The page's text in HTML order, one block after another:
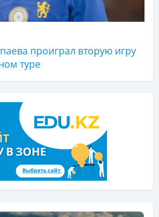
проиграл вторую игру
туре